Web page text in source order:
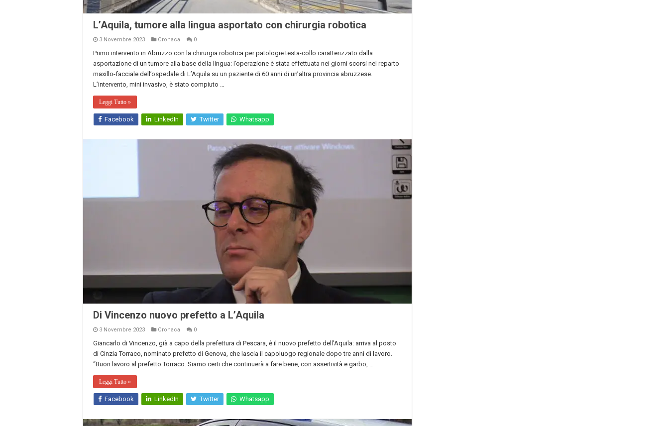
L’Aquila, tumore alla lingua asportato con chirurgia robotica
3 Novembre 2023 Cronaca 0
Primo intervento in Abruzzo con la chirurgia robotica per patologie testa-collo caratterizzato dalla
asportazione di un tumore alla base della lingua: l’operazione è stata effettuata nei giorni scorsi nel reparto
maxillo-facciale dell’ospedale di L’Aquila su un paziente di 60 anni di un’altra provincia abruzzese.
L’intervento, mini invasivo, è stato compiuto …
Leggi Tutto »
Facebook LinkedIn Twitter Whatsapp
Di Vincenzo nuovo prefetto a L’Aquila
3 Novembre 2023 Cronaca 0
Giancarlo di Vincenzo, già a capo della prefettura di Pescara, è il nuovo prefetto dell’Aquila: arriva al posto
di Cinzia Torraco, nominato prefetto di Genova, che lascia il capoluogo regionale dopo tre anni di lavoro.
“Buon lavoro al prefetto Torraco. Siamo certi che continuerà a fare bene, con assertività e garbo, …
Leggi Tutto »
Facebook LinkedIn Twitter Whatsapp